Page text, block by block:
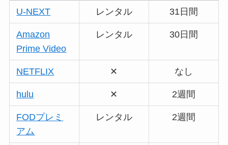
U-NEXT レンタル 31日間
Amazon
Prime Video
レンタル 30日間
NETFLIX ✕ なし
hulu ✕ 2週間
FODプレミ
アム
レンタル 2週間